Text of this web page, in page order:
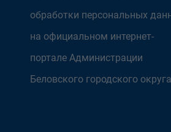
обработки персональных
на официальном интернет-
портале Администрации
Беловского городского округа